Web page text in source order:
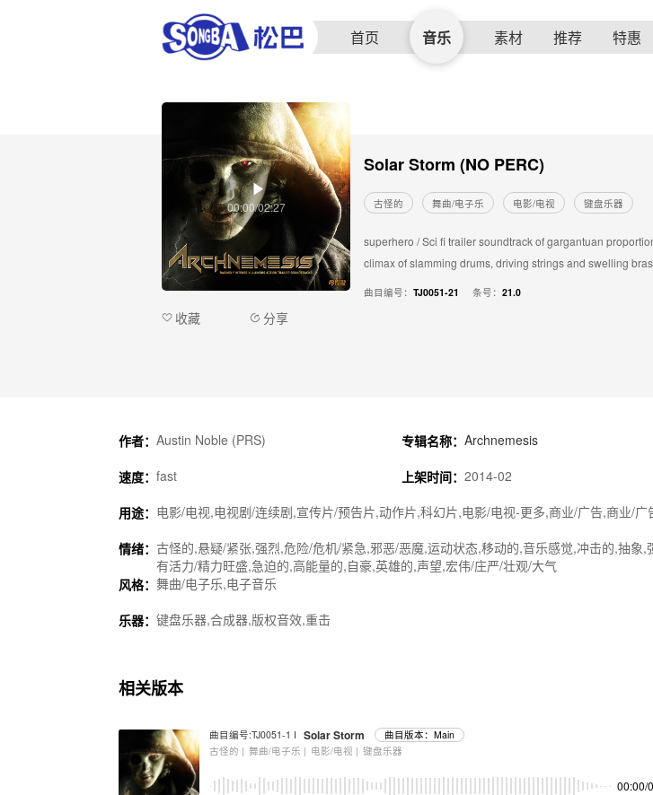
首页 音乐 素材 推荐 特惠
Solar Storm (NO PERC)
古怪的 舞曲/电子乐 电影/电视 键盘乐器
superhero / Sci fi trailer soundtrack of gargantuan
climax of slamming drums, driving strings and swelling
曲目编号： TJ0051-21 条号： 21.0
00:00/02:27
收藏 分享
作者： Austin Noble (PRS) 专辑名称： Archnemesis
速度： fast 上架时间： 2014-02
用途： 电影/电视,电视剧/连续剧,宣传片/预告片,动作片,科幻片,电影/电视-更多,商业/广告,商业/
情绪： 古怪的,悬疑/紧张,强烈,危险/危机/紧急,邪恶/恶魔,运动状态,移动的,音乐感觉,冲击的,抽
有活力/精力旺盛,急迫的,高能量的,自豪,英雄的,声望,宏伟/庄严/壮观/大气
风格： 舞曲/电子乐,电子音乐
乐器： 键盘乐器,合成器,版权音效,重击
相关版本
曲目编号:TJ0051-1 I Solar Storm
曲目版本：Main
古怪的 | 舞曲/电子乐 | 电影/电视 | 键盘乐器
00:00/